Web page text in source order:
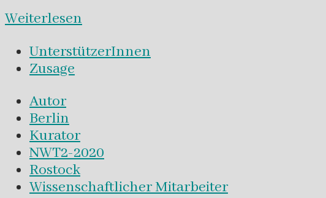
Weiterlesen
UnterstützerInnen
Zusage
Autor
Berlin
Kurator
NWT2-2020
Rostock
Wissenschaftlicher Mitarbeiter